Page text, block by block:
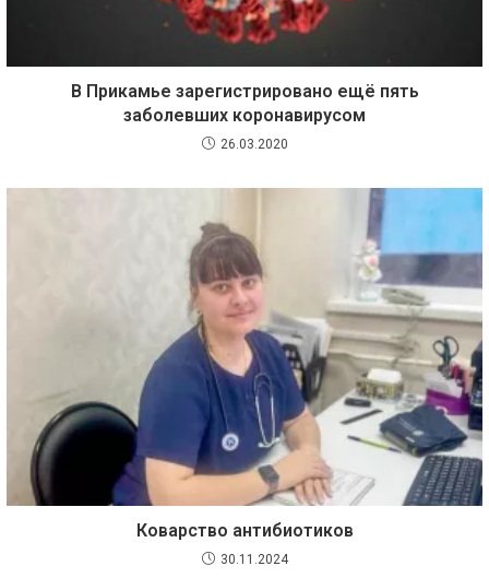
В Прикамье зарегистрировано ещё пять
заболевших коронавирусом
26.03.2020
Коварство антибиотиков
30.11.2024